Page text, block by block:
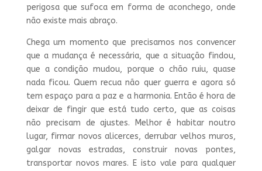
perigosa que sufoca em forma de aconchego, onde
não existe mais abraço.
Chega um momento que precisamos nos convencer
que a mudança é necessária, que a situação findou,
que a condição mudou, porque o chão ruiu, quase
nada ficou. Quem recua não quer guerra e agora só
tem espaço para a paz e a harmonia. Então é hora de
deixar de fingir que está tudo certo, que as coisas
não precisam de ajustes. Melhor é habitar noutro
lugar, firmar novos alicerces, derrubar velhos muros,
galgar novas estradas, construir novas pontes,
transportar novos mares. E isto vale para qualquer